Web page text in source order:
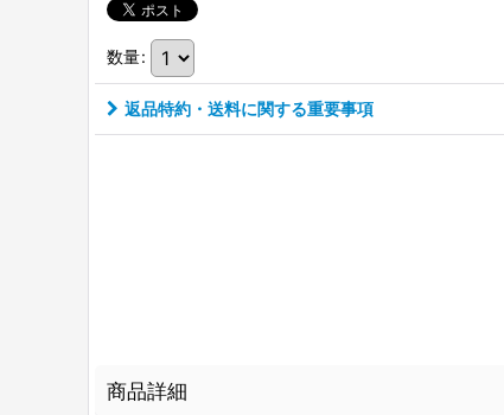
数量:
返品特約・送料に関する重要事項
商品詳細